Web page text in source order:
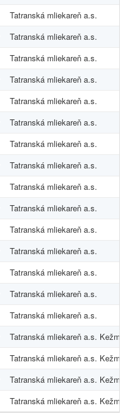
Tatranská mliekareň a.s.
Tatranská mliekareň a.s.
Tatranská mliekareň a.s.
Tatranská mliekareň a.s.
Tatranská mliekareň a.s.
Tatranská mliekareň a.s.
Tatranská mliekareň a.s.
Tatranská mliekareň a.s.
Tatranská mliekareň a.s.
Tatranská mliekareň a.s.
Tatranská mliekareň a.s.
Tatranská mliekareň a.s.
Tatranská mliekareň a.s.
Tatranská mliekareň a.s.
Tatranská mliekareň a.s.
Tatranská mliekareň a.s.
Tatranská mliekareň a.s.
Tatranská mliekareň a.s.
Tatranská mliekareň a.s.